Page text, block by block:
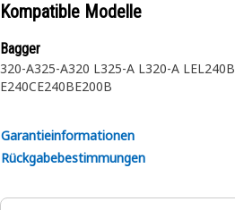
Kompatible Modelle
Bagger
320-A325-A320 L325-A L320-A LEL240B
E240CE240BE200B
Garantieinformationen
Rückgabebestimmungen